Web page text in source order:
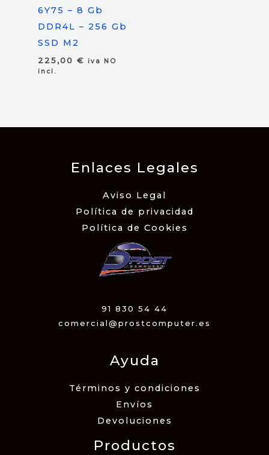
6Y75 – 8 Gb
DDR4L – 256 Gb
SSD M2
225,00 €
iva NO
incl.
Enlaces Legales
Aviso Legal
Política de privacidad
Política de Cookies
91 830 54 44
comercial@prostcomputer.es
Ayuda
Términos y condiciones
Envíos
Devoluciones
Productos